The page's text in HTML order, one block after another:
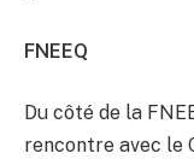
FNEEQ
Du côté de la
rencontre avec le